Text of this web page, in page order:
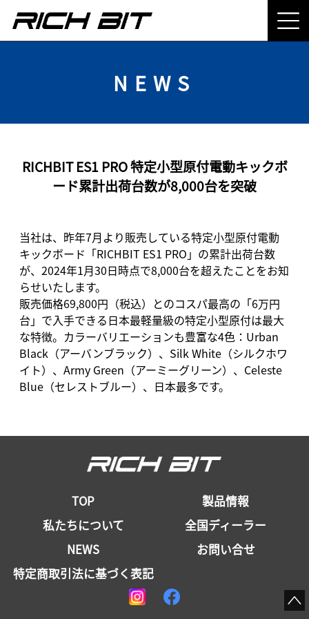
NEWS
RICHBIT ES1 PRO 特定小型原付電動キックボ
ード累計出荷台数が8,000台を突破
当社は、昨年7月より販売している特定小型原付電動
キックボード「RICHBIT ES1 PRO」の累計出荷台数
が、2024年1月30日時点で8,000台を超えたことをお知
らせいたします。
販売価格69,800円（税込）とのコスパ最高の「6万円
台」で入手できる日本最軽量級の特定小型原付は最大
な特徴。カラーバリエーションも豊富な4色：Urban
Black（アーバンブラック）、Silk White（シルクホワ
イト）、Army Green（アーミーグリーン）、Celeste
Blue（セレストブルー）、日本最多です。
TOP
製品情報
私たちについて
全国ディーラー
NEWS
お問い合せ
特定商取引法に基づく表記